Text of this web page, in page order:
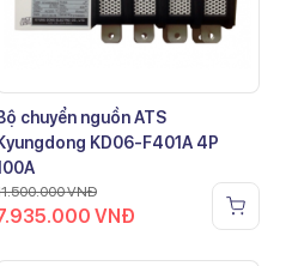
chuyển nguồn ATS
KD06-F401A 4P
VNĐ
VNĐ